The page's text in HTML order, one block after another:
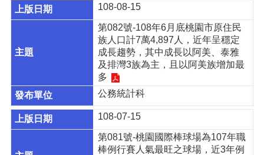
務
資
相
網
108-08-15
第082號-108年6月底桃園市原住民
族人口計7萬4,897人，近年呈穩定
成長趨勢，其中成長以阿美、泰雅
及排灣3族為主，且以阿美族增加最
多
公務統計科
108-07-15
第081號-桃園國際棒球場為107年職
棒例行賽人氣最旺之球場，近3年例